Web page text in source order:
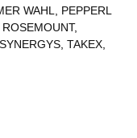
WAHL, PEPPERL
ROSEMOUNT,
SYNERGYS, TAKEX,